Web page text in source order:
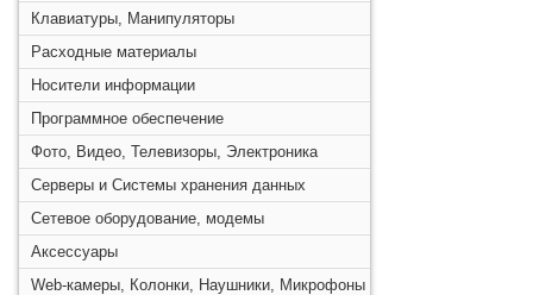
Клавиатуры, Манипуляторы
Расходные материалы
Носители информации
Программное обеспечение
Фото, Видео, Телевизоры, Электроника
Серверы и Системы хранения данных
Сетевое оборудование, модемы
Аксессуары
Web-камеры, Колонки, Наушники, Микрофоны